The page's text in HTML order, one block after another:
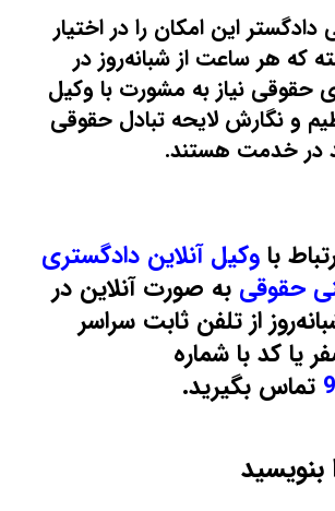
این امکان را در اختیار
که هر ساعت از شبانه‌روز در
حقوقی نیاز به مشورت با وکیل
و نگارش لایحه تبادل حقوقی
در خدمت هستند.
باوکیل آنلاین دادگستری
حقوقی به صورت آنلاین در
از تلفن ثابت سراسر
یا کد با شماره
تماس بگیرید.
بنویسید